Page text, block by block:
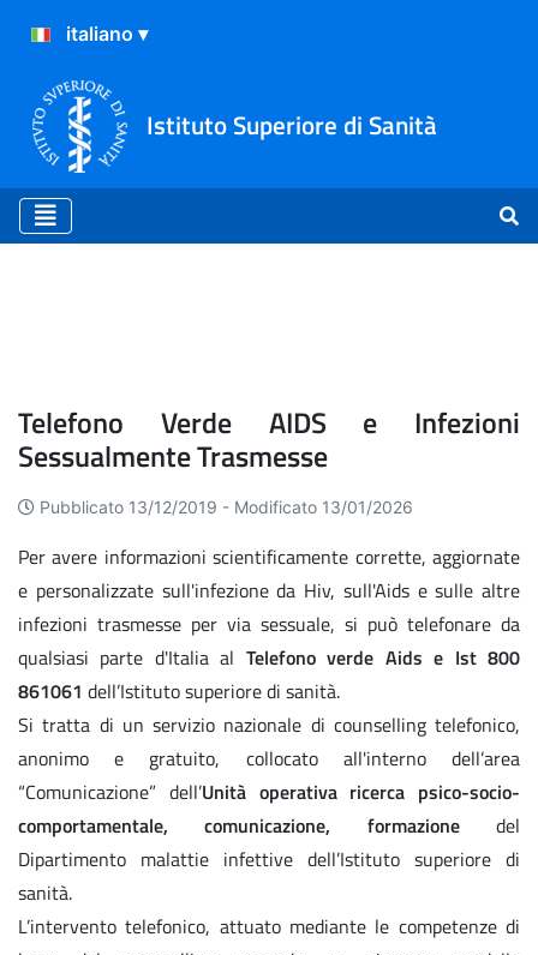
Istituto Superiore di Sanità
Telefono Verde AIDS e Infezioni
Sessualmente Trasmesse
Pubblicato 13/12/2019 - Modificato 13/01/2026
Per avere informazioni scientificamente corrette, aggiornate
e personalizzate sull'infezione da Hiv, sull'Aids e sulle altre
infezioni trasmesse per via sessuale, si può telefonare da
qualsiasi parte d'Italia al Telefono verde Aids e Ist 800
861061 dell’Istituto superiore di sanità.
Si tratta di un servizio nazionale di counselling telefonico,
anonimo e gratuito, collocato all'interno dell’area
“Comunicazione” dell’Unità operativa ricerca psico-socio-
comportamentale, comunicazione, formazionedel
Dipartimento malattie infettive dell’Istituto superiore di
sanità.
L’intervento telefonico, attuato mediante le competenze di